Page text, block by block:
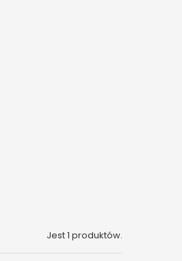
Jest 1 produktów.